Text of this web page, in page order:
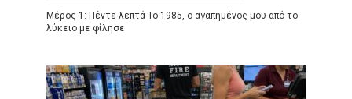
Μέρος 1: Πέντε λεπτά Το 1985, ο αγαπημένος μου από το
λύκειο με φίλησε